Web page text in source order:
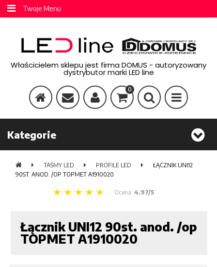
Twoje Menu
Właścicielem sklepu jest firma DOMUS - autoryzowany
dystrybutor marki LED line
0
Kategorie
TAŚMY LED PROFILE LED
ŁĄCZNIK UNI12
90ST. ANOD. /OP TOPMET A1910020
Ocena: 4.97/5
Łącznik UNI12 90st. anod. /op
TOPMET A1910020